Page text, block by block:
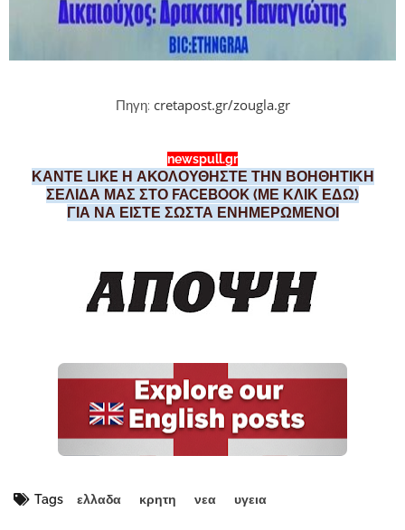
Πηγη: cretapost.gr/zougla.gr
newspull.gr
ΚΑΝΤΕ LIKE Η ΑΚΟΛΟΥΘΗΣΤΕ ΤΗΝ ΒΟΗΘΗΤΙΚΗ
ΣΕΛΙΔΑ ΜΑΣ ΣΤΟ FACEBOOK (ΜΕ ΚΛΙΚ ΕΔΩ)
ΓΙΑ ΝΑ ΕΙΣΤΕ ΣΩΣΤΑ ΕΝΗΜΕΡΩΜΕΝΟΙ
Tags ελλαδα κρητη νεα υγεια